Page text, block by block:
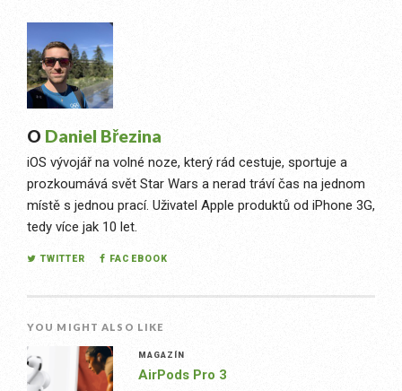
O Daniel Březina
iOS vývojář na volné noze, který rád cestuje, sportuje a
prozkoumává svět Star Wars a nerad tráví čas na jednom
místě s jednou prací. Uživatel Apple produktů od iPhone 3G,
tedy více jak 10 let.
TWITTER FACEBOOK
YOU MIGHT ALSO LIKE
MAGAZÍN
AirPods Pro 3